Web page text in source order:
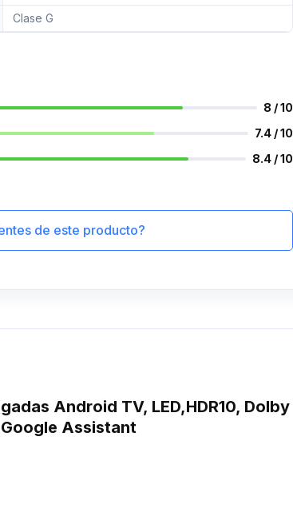
Clase G
8 / 10
7.4 / 10
8.4 / 10
de este producto?
Android TV, LED,HDR10, Dolby
Assistant